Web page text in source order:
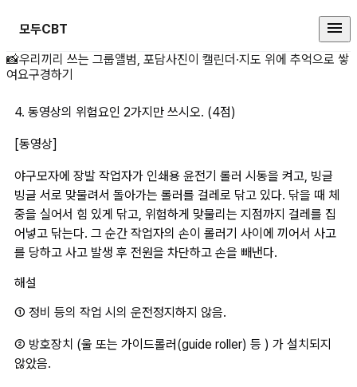
모두CBT
4. 동영상의 위험요인 2가지만 쓰
📸우리끼리 쓰는 그룹앨범, 포담사진이 캘린더·지도 위에 추억으로 쌓
여요구경하기
4. 동영상의 위험요인 2가지만 쓰시오. (4점)
[동영상]
야구모자에 장발 작업자가 인쇄용 윤전기 롤러 시동을 켜고, 빙글
빙글 서로 맞물려서 돌아가는 롤러를 걸레로 닦고 있다. 닦을 때 체
중을 실어서 힘 있게 닦고, 위험하게 맞물리는 지점까지 걸레를 집
어넣고 닦는다. 그 순간 작업자의 손이 롤러기 사이에 끼어서 사고
를 당하고 사고 발생 후 전원을 차단하고 손을 빼낸다.
해설
① 정비 등의 작업 시의 운전정지하지 않음.
② 방호장치 (울 또는 가이드롤러(guide roller) 등 ) 가 설치되지
않았음.